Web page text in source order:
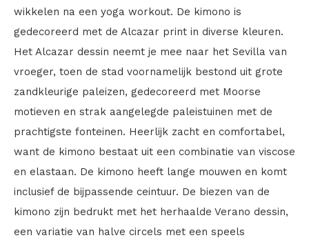
wikkelen na een yoga workout. De kimono is
gedecoreerd met de Alcazar print in diverse kleuren.
Het Alcazar dessin neemt je mee naar het Sevilla van
vroeger, toen de stad voornamelijk bestond uit grote
zandkleurige paleizen, gedecoreerd met Moorse
motieven en strak aangelegde paleistuinen met de
prachtigste fonteinen. Heerlijk zacht en comfortabel,
want de kimono bestaat uit een combinatie van viscose
en elastaan. De kimono heeft lange mouwen en komt
inclusief de bijpassende ceintuur. De biezen van de
kimono zijn bedrukt met het herhaalde Verano dessin,
een variatie van halve circels met een speels